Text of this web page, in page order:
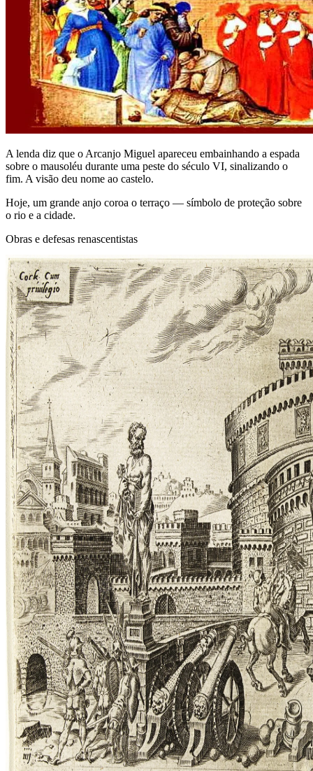
A lenda diz que o Arcanjo Miguel apareceu embainhando a espada
sobre o mausoléu durante uma peste do século VI, sinalizando o
fim. A visão deu nome ao castelo.
Hoje, um grande anjo coroa o terraço — símbolo de proteção sobre
o rio e a cidade.
Obras e defesas renascentistas